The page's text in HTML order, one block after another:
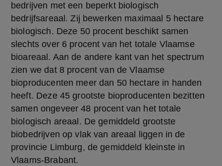
bedrijven met een beperkt biologisch
bedrijfsareaal. Zij bewerken maximaal 5 hectare
biologisch. Deze 50 procent beschikt samen
slechts over 6 procent van het totale Vlaamse
bioareaal. Aan de andere kant van het spectrum
zien we dat 8 procent van de Vlaamse
bioproducenten meer dan 50 hectare in handen
heeft. Deze 45 grootste bioproducenten bezitten
samen ongeveer 48 procent van het totale
biologisch areaal. De gemiddeld grootste
biobedrijven op vlak van areaal liggen in de
provincie Limburg, de gemiddeld kleinste in
Vlaams-Brabant.